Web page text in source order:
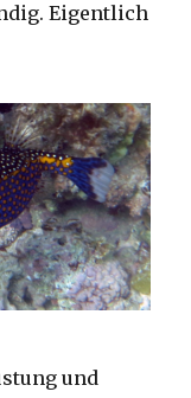
Eigentlich
und